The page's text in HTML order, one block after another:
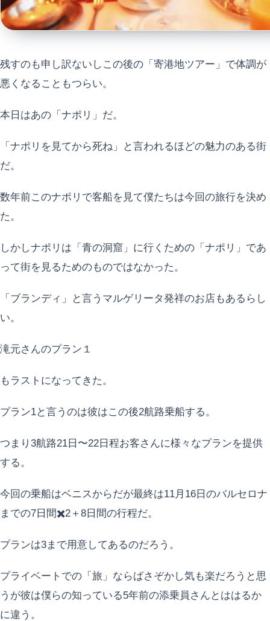
残すのも申し訳ないしこの後の「寄港地ツアー」で体調が
悪くなることもつらい。
本日はあの「ナポリ」だ。
「ナポリを見てから死ね」と言われるほどの魅力のある街
だ。
数年前このナポリで客船を見て僕たちは今回の旅行を決め
た。
しかしナポリは「青の洞窟」に行くための「ナポリ」であ
って街を見るためのものではなかった。
「ブランディ」と言うマルゲリータ発祥のお店もあるらし
い。
滝元さんのプラン１
もラストになってきた。
プラン1と言うのは彼はこの後2航路乗船する。
つまり3航路21日〜22日程お客さんに様々なプランを提供
する。
今回の乗船はベニスからだが最終は11月16日のバルセロナ
までの7日間✖️2＋8日間の行程だ。
プランは3まで用意してあるのだろう。
プライベートでの「旅」ならばさぞかし気も楽だろうと思
うが彼は僕らの知っている5年前の添乗員さんとははるか
に違う。